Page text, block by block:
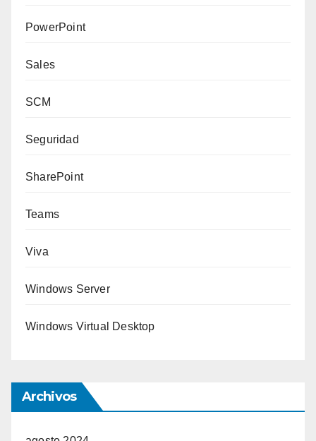
PowerPoint
Sales
SCM
Seguridad
SharePoint
Teams
Viva
Windows Server
Windows Virtual Desktop
Archivos